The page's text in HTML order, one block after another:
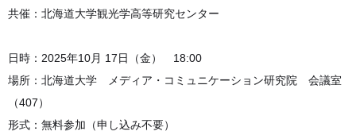
共催：北海道大学観光学高等研究センター
日時：2025年10月 17日（金） 18:00
場所：北海道大学 メディア・コミュニケーション研究院 会議室
（407）
形式：無料参加（申し込み不要）